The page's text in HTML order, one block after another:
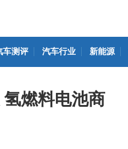
车测评 汽车行业 新能源
燃料电池商